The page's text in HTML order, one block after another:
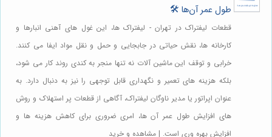
طول عمر آن‌ها 🛠️
قطعات لیفتراک در تهران - لیفتراک ها، این غول های آهنی انبارها و
کارخانه ها، نقش حیاتی در جابجایی و حمل و نقل مواد ایفا می کنند.
خرابی و توقف این ماشین آلات نه تنها منجر به کندی روند کار می شود،
بلکه هزینه های تعمیر و نگهداری قابل توجهی را نیز به دنبال دارد. به
عنوان اپراتور یا مدیر ناوگان لیفتراک، آگاهی از قطعات پر استهلاک و روش
های افزایش طول عمر آن ها، امری ضروری برای کاهش هزینه ها و
افزایش بهره وری است. | مشاهده و خرید